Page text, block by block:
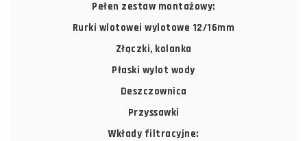
Pełen zestaw montażowy:
Rurki wlotowei wylotowe 12/16mm
Złączki, kolanka
Płaski wylot wody
Deszczownica
Przyssawki
Wkłady filtracyjne: